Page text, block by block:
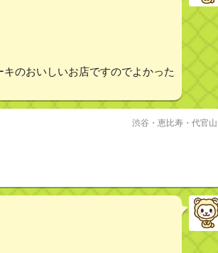
のおいしいお店ですのでよかった
渋谷・恵比寿・代官山